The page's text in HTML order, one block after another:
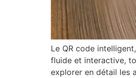
Le QR code
fluide et interactive,
explorer en détail les